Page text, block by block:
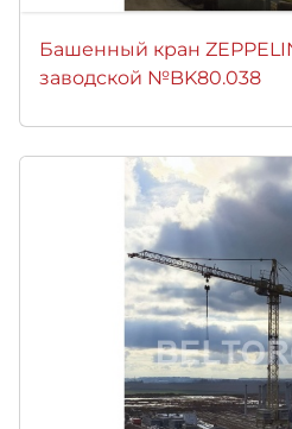
Башенный кран
заводской №BK80.038